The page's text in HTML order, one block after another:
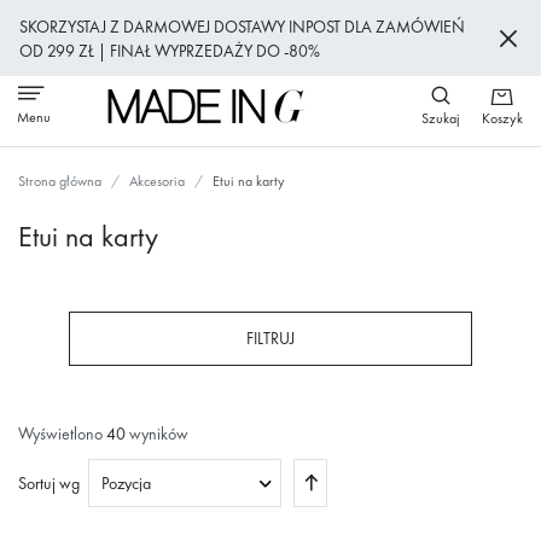
SKORZYSTAJ Z DARMOWEJ DOSTAWY INPOST DLA ZAMÓWIEŃ
OD 299 ZŁ | FINAŁ WYPRZEDAŻY DO -80%
do
treści
Menu Szukaj Koszyk
Strona główna Akcesoria Etui na karty
Etui na karty
Wyświetlono40wyników
Sortuj wg
Ustaw
malejący
FILTRUJ